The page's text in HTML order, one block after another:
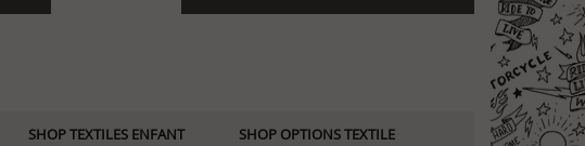
SHOP TEXTILES ENFANT SHOP OPTIONS TEXTILE